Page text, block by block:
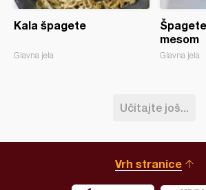
Kala špagete
Glavna jela
mesom
Glavna jela
Učitajte još...
Vrh stranice